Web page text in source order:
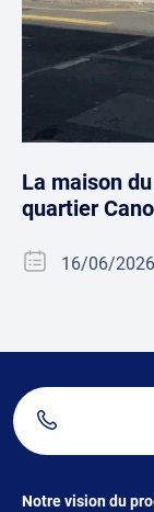
La maison
quartier
16/06/2026
Footer 1
Notre vision du